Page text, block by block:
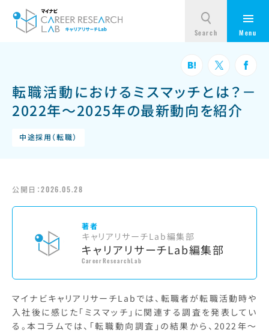
転職活動におけるミスマッチとは？－
2022年～2025年の最新動向を紹介
中途採用（転職）
公開日：2026.05.28
著者
キャリアリサーチLab編集部
キャリアリサーチLab編集部
CareerResearchLab
マイナビキャリアリサーチLabでは、転職者が転職活動時や
入社後に感じた「ミスマッチ」に関連する調査を発表してい
る。本コラムでは、「転職動向調査」の結果から、2022年〜